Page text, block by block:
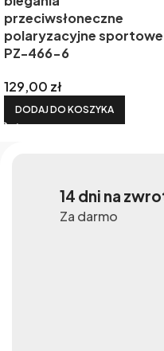
przeciwsłoneczne
polaryzacyjne sportowe
PZ-466-6
129,00 zł
DODAJ DO KOSZYKA
14 dni na
Za darmo